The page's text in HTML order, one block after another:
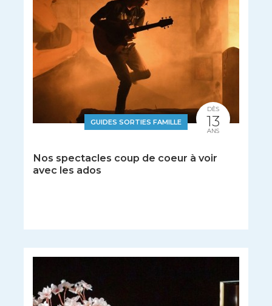
GUIDES SORTIES FAMILLE
Nos spectacles coup de coeur à voir
avec les ados
DÈS
13
ANS